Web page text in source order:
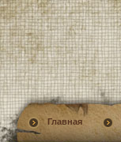
Главная